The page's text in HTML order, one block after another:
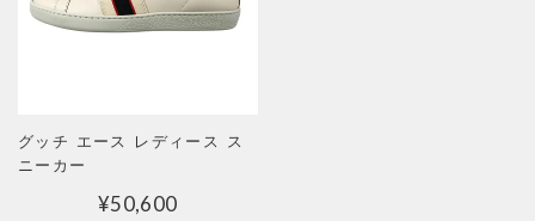
グッチ エース レディース ス
ニーカー
¥50,600